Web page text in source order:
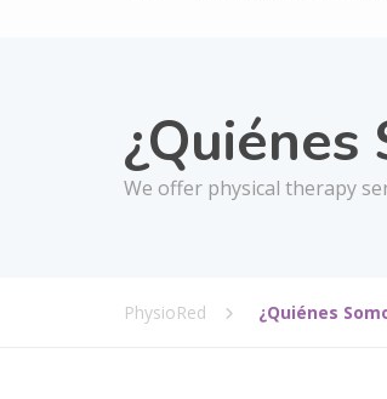
¿Quiénes
We offer physical therapy
PhysioRed ¿Quiénes